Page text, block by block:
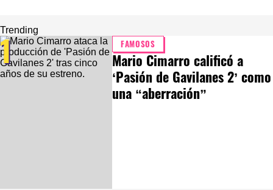
Trending
1 FAMOSOS
Mario Cimarro calificó a
‘Pasión de Gavilanes 2’ como
una “aberración”